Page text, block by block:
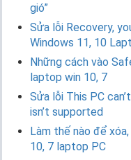
gió”
Sửa lỗi Recovery,
Windows 11, 10
Những cách vào
laptop win 10, 7
Sửa lỗi This PC
isn’t supported
Làm thế nào để
10, 7 laptop PC